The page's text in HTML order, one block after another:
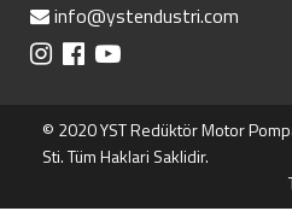
info@ystendustri.com
© 2020 YST Redüktör Motor
Sti. Tüm Haklari Saklidir.